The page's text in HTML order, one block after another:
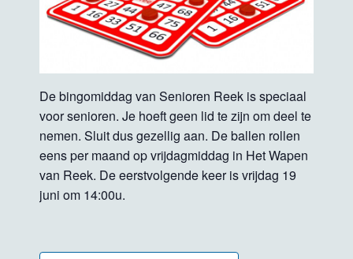
De bingomiddag van Senioren Reek is speciaal
voor senioren. Je hoeft geen lid te zijn om deel te
nemen. Sluit dus gezellig aan. De ballen rollen
eens per maand op vrijdagmiddag in Het Wapen
van Reek. De eerstvolgende keer is vrijdag 19
juni om 14:00u.